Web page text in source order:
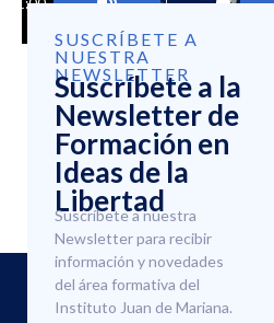
SUSCRÍBETE A
NUESTRA
NEWSLETTER
Suscríbete a la
Newsletter de
Formación en
Ideas de la
Libertad
Suscríbete a nuestra
Newsletter para recibir
información y novedades
del área formativa del
Instituto Juan de Mariana.